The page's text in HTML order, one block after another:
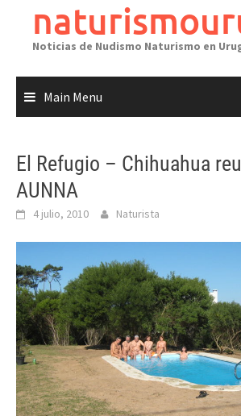
Noticias de Nudismo Naturismo en
Main Menu
El Refugio – Chihuahua
AUNNA
4 julio, 2010 Naturista